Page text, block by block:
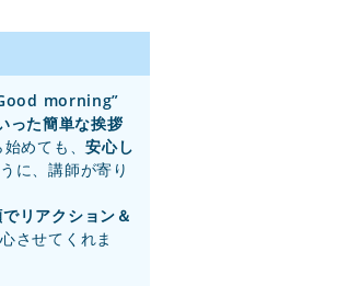
morning”
った簡単な挨拶
始めても、安心し
に、講師が寄り
リアクション＆
させてくれま